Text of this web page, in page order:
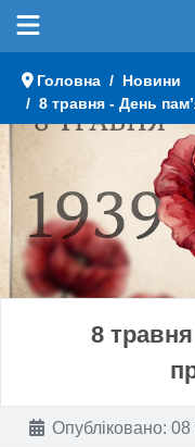
Оберіть свою мову
Головна
Новини
8 травня - День
8
Деталі Опубліковано: